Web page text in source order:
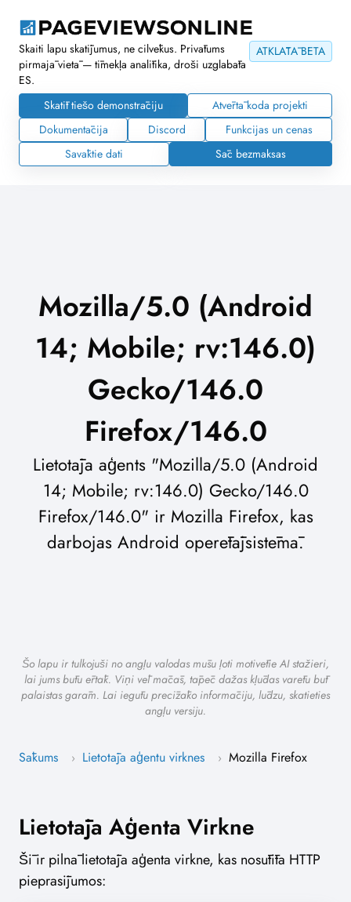
ATKLĀTĀ BETA
Skaiti lapu skatījumus, ne cilvēkus. Privātums
pirmajā vietā — tīmekļa analītika, droši uzglabāta
ES.
Skatīt tiešo demonstrāciju
Atvērtā koda projekti
Dokumentācija
Discord
Funkcijas un cenas
Savāktie dati
Sāc bezmaksas
Mozilla/5.0 (Android
14; Mobile; rv:146.0)
Gecko/146.0
Firefox/146.0
Lietotāja aģents "Mozilla/5.0 (Android
14; Mobile; rv:146.0) Gecko/146.0
Firefox/146.0" ir Mozilla Firefox, kas
darbojas Android operētājsistēmā.
Šo lapu ir tulkojuši no angļu valodas mūsu ļoti motivētie AI stažieri,
lai jums būtu ērtāk. Viņi vēl mācās, tāpēc dažas kļūdas varētu būt
palaistas garām. Lai iegūtu precīzāko informāciju, lūdzu, skatieties
angļu versiju.
Sākums › Lietotāja aģentu virknes › Mozilla Firefox
Lietotāja Aģenta Virkne
Šī ir pilnā lietotāja aģenta virkne, kas nosūtīta HTTP
pieprasījumos: